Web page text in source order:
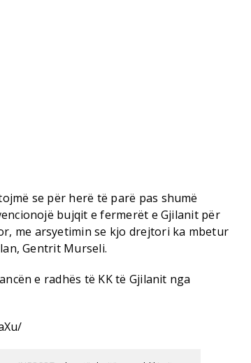
se për herë të parë pas shumë
bujqit e fermerët e Gjilanit për
me arsyetimin se kjo drejtori ka mbetur
Gentrit Murseli.
e radhës të KK të Gjilanit nga